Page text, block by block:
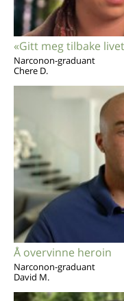
«Gitt meg tilbake
Narconon-graduant
Chere D.
Å overvinne heroin
Narconon-graduant
David M.